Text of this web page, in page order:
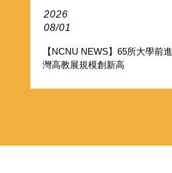
2026/
08/01
【NCNU NEWS】65所大學前
灣高教展規模創新高